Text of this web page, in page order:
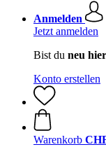
Anmelden
Jetzt anmelden
Bist du neu
Konto erstellen
Warenkorb